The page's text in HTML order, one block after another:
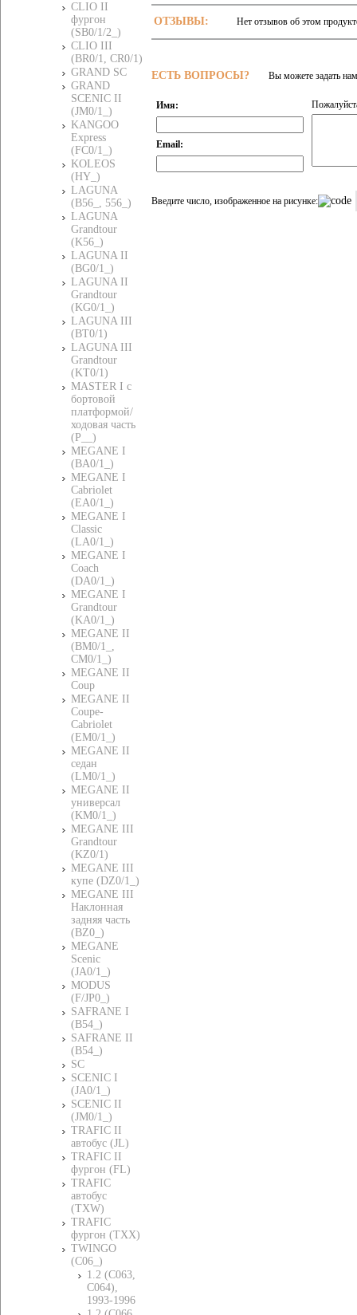
CLIO II
фургон
(SB0/1/2_)
CLIO III
(BR0/1, CR0/1)
GRAND SC
GRAND
SCENIC II
(JM0/1_)
KANGOO
Express
(FC0/1_)
KOLEOS
(HY_)
LAGUNA
(B56_, 556_)
LAGUNA
Grandtour
(K56_)
LAGUNA II
(BG0/1_)
LAGUNA II
Grandtour
(KG0/1_)
LAGUNA III
(BT0/1)
LAGUNA III
Grandtour
(KT0/1)
MASTER I c
бортовой
платформой/
ходовая часть
(P__)
MEGANE I
(BA0/1_)
MEGANE I
Cabriolet
(EA0/1_)
MEGANE I
Classic
(LA0/1_)
MEGANE I
Coach
(DA0/1_)
MEGANE I
Grandtour
(KA0/1_)
MEGANE II
(BM0/1_,
CM0/1_)
MEGANE II
Coup
MEGANE II
Coupe-
Cabriolet
(EM0/1_)
MEGANE II
седан
(LM0/1_)
MEGANE II
универсал
(KM0/1_)
MEGANE III
Grandtour
(KZ0/1)
MEGANE III
купе (DZ0/1_)
MEGANE III
Наклонная
задняя часть
(BZ0_)
MEGANE
Scenic
(JA0/1_)
MODUS
(F/JP0_)
SAFRANE I
(B54_)
SAFRANE II
(B54_)
SC
SCENIC I
(JA0/1_)
SCENIC II
(JM0/1_)
TRAFIC II
автобус (JL)
TRAFIC II
фургон (FL)
TRAFIC
автобус
(TXW)
TRAFIC
фургон (TXX)
TWINGO
(C06_)
1.2 (C063,
C064),
1993-1996
ОТЗЫВЫ: Нет отзывов об этом
ЕСТЬ ВОПРОСЫ? Вы можете задать
Имя:
Email:
Введите число, изображенное на рисунке: